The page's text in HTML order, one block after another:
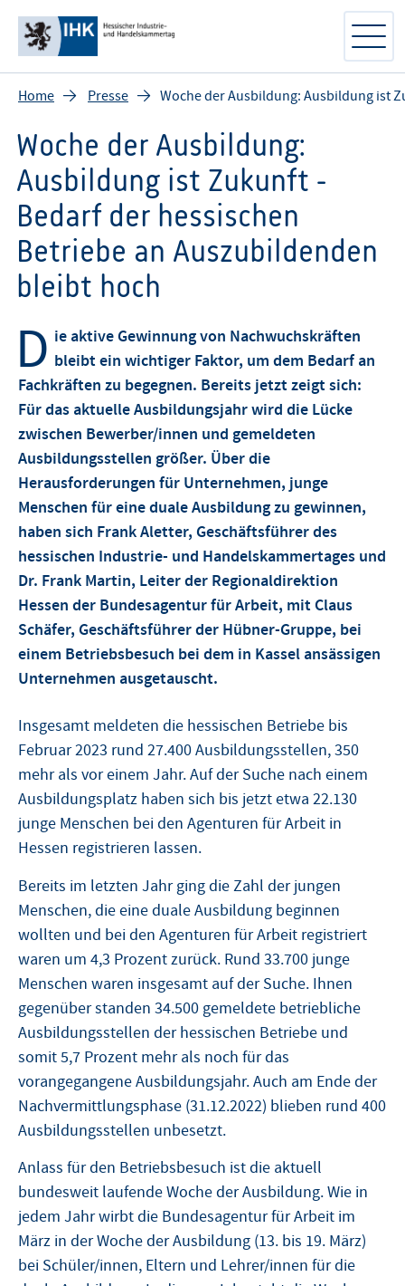
Home Presse Woche der Ausbildung: Ausbildung ist
Woche der Ausbildung:
Ausbildung ist Zukunft -
Bedarf der hessischen
Betriebe an Auszubildenden
bleibt hoch
D ie aktive Gewinnung von Nachwuchskräften
bleibt ein wichtiger Faktor, um dem Bedarf an
Fachkräften zu begegnen. Bereits jetzt zeigt sich:
Für das aktuelle Ausbildungsjahr wird die Lücke
zwischen Bewerber/innen und gemeldeten
Ausbildungsstellen größer. Über die
Herausforderungen für Unternehmen, junge
Menschen für eine duale Ausbildung zu gewinnen,
haben sich Frank Aletter, Geschäftsführer des
hessischen Industrie- und Handelskammertages und
Dr. Frank Martin, Leiter der Regionaldirektion
Hessen der Bundesagentur für Arbeit, mit Claus
Schäfer, Geschäftsführer der Hübner-Gruppe, bei
einem Betriebsbesuch bei dem in Kassel ansässigen
Unternehmen ausgetauscht.
Insgesamt meldeten die hessischen Betriebe bis
Februar 2023 rund 27.400 Ausbildungsstellen, 350
mehr als vor einem Jahr. Auf der Suche nach einem
Ausbildungsplatz haben sich bis jetzt etwa 22.130
junge Menschen bei den Agenturen für Arbeit in
Hessen registrieren lassen.
Bereits im letzten Jahr ging die Zahl der jungen
Menschen, die eine duale Ausbildung beginnen
wollten und bei den Agenturen für Arbeit registriert
waren um 4,3 Prozent zurück. Rund 33.700 junge
Menschen waren insgesamt auf der Suche. Ihnen
gegenüber standen 34.500 gemeldete betriebliche
Ausbildungsstellen der hessischen Betriebe und
somit 5,7 Prozent mehr als noch für das
vorangegangene Ausbildungsjahr. Auch am Ende der
Nachvermittlungsphase (31.12.2022) blieben rund 400
Ausbildungsstellen unbesetzt.
Anlass für den Betriebsbesuch ist die aktuell
bundesweit laufende Woche der Ausbildung. Wie in
jedem Jahr wirbt die Bundesagentur für Arbeit im
März in der Woche der Ausbildung (13. bis 19. März)
bei Schüler/innen, Eltern und Lehrer/innen für die